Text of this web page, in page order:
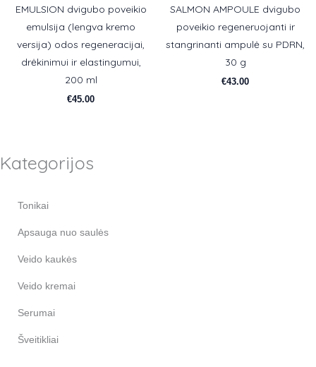
EMULSION dvigubo poveikio
emulsija (lengva kremo
versija) odos regeneracijai,
drėkinimui ir elastingumui,
200 ml
€45.00
SALMON AMPOULE dvigubo
poveikio regeneruojanti ir
stangrinanti ampulė su PDRN,
30 g
€43.00
Kategorijos
Tonikai
Apsauga nuo saulės
Veido kaukės
Veido kremai
Serumai
Šveitikliai